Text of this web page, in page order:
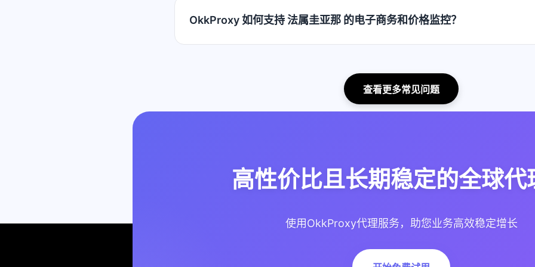
OkkProxy 如何支持 法属圭亚那 的电子商务和价格监控？
查看更多常见问题
高性价比且长期稳定的全球代
使用OkkProxy代理服务，助您业务高效稳定增长